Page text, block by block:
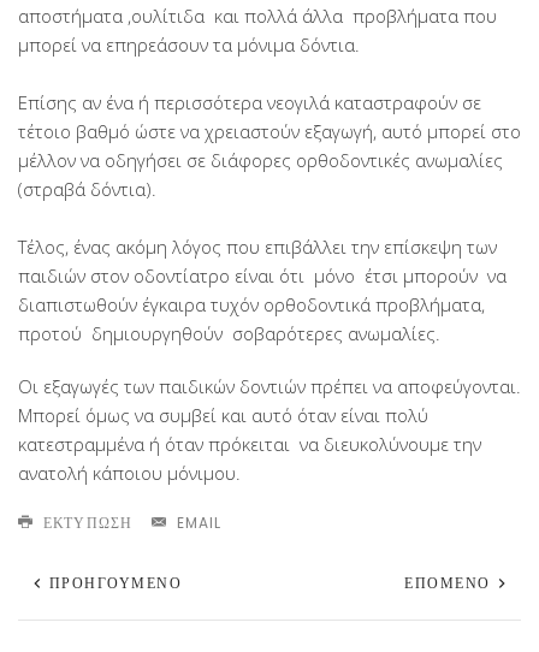
αποστήματα ,ουλίτιδα και πολλά άλλα προβλήματα που
μπορεί να επηρεάσουν τα μόνιμα δόντια.
Επίσης αν ένα ή περισσότερα νεογιλά καταστραφούν σε
τέτοιο βαθμό ώστε να χρειαστούν εξαγωγή, αυτό μπορεί στο
μέλλον να οδηγήσει σε διάφορες ορθοδοντικές ανωμαλίες
(στραβά δόντια).
Τέλος, ένας ακόμη λόγος που επιβάλλει την επίσκεψη των
παιδιών στον οδοντίατρο είναι ότι μόνο έτσι μπορούν να
διαπιστωθούν έγκαιρα τυχόν ορθοδοντικά προβλήματα,
προτού δημιουργηθούν σοβαρότερες ανωμαλίες.
Οι εξαγωγές των παιδικών δοντιών πρέπει να αποφεύγονται.
Μπορεί όμως να συμβεί και αυτό όταν είναι πολύ
κατεστραμμένα ή όταν πρόκειται να διευκολύνουμε την
ανατολή κάποιου μόνιμου.
ΕΚΤΎΠΩΣΗ EMAIL
ΠΡΟΗΓΟΎΜΕΝΟ ΕΠΌΜΕΝΟ